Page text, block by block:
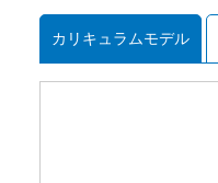
カリキュラムモデル